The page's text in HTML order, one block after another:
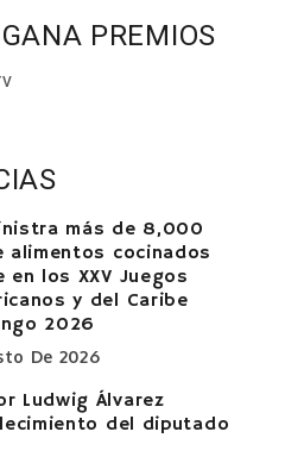
PREMIOS
más de 8,000
alimentos cocinados
en los XXV Juegos
y del Caribe
2026
De 2026
Ludwig Álvarez
del diputado